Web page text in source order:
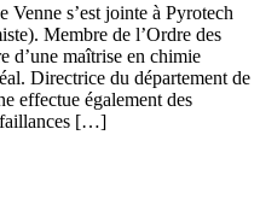
s’est jointe à Pyrotech
Membre de l’Ordre des
d’une maîtrise en chimie
Directrice du département de
effectue également des
[…]